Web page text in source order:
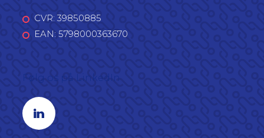
CVR: 39850885
EAN: 5798000363670
Linkedin profil